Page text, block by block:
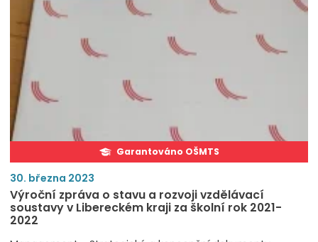
Garantováno OŠMTS
30. března 2023
Výroční zpráva o stavu a rozvoji vzdělávací
soustavy v Libereckém kraji za školní rok 2021-
2022